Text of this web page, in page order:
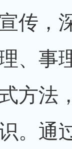
传，
、事
方法
。通